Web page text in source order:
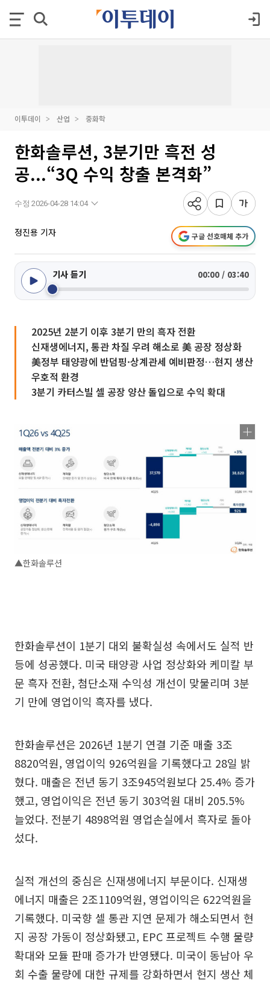
이투데이 산업 중화학
한화솔루션, 3분기만 흑전 성
공...“3Q 수익 창출 본격화”
수정 2026-04-28 14:04
정진용 기자 구글 선호매체 추가
기사 듣기 00:00 / 03:40
2025년 2분기 이후 3분기 만의 흑자 전환
신재생에너지, 통관 차질 우려 해소로 美 공장 정상화
美정부 태양광에 반덤핑·상계관세 예비판정…현지 생산
우호적 환경
3분기 카터스빌 셀 공장 양산 돌입으로 수익 확대
▲한화솔루션
한화솔루션이 1분기 대외 불확실성 속에서도 실적 반
등에 성공했다. 미국 태양광 사업 정상화와 케미칼 부
문 흑자 전환, 첨단소재 수익성 개선이 맞물리며 3분
기 만에 영업이익 흑자를 냈다.
한화솔루션은 2026년 1분기 연결 기준 매출 3조
8820억원, 영업이익 926억원을 기록했다고 28일 밝
혔다. 매출은 전년 동기 3조945억원보다 25.4% 증가
했고, 영업이익은 전년 동기 303억원 대비 205.5%
늘었다. 전분기 4898억원 영업손실에서 흑자로 돌아
섰다.
실적 개선의 중심은 신재생에너지 부문이다. 신재생
에너지 매출은 2조1109억원, 영업이익은 622억원을
기록했다. 미국향 셀 통관 지연 문제가 해소되면서 현
지 공장 가동이 정상화됐고, EPC 프로젝트 수행 물량
확대와 모듈 판매 증가가 반영됐다. 미국이 동남아 우
회 수출 물량에 대한 규제를 강화하면서 현지 생산 체